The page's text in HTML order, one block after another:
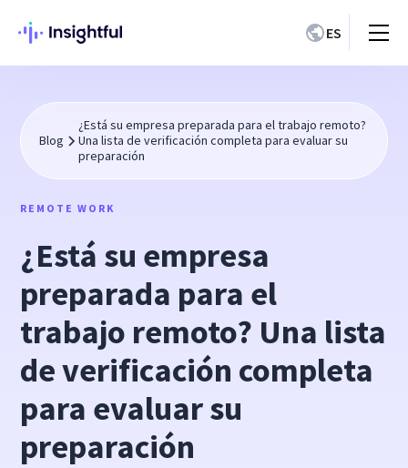
ES
Blog
¿Está su empresa preparada para el trabajo remoto?
Una lista de verificación completa para evaluar su
preparación
REMOTE WORK
¿Está su empresa
preparada para el
trabajo remoto? Una lista
de verificación completa
para evaluar su
preparación